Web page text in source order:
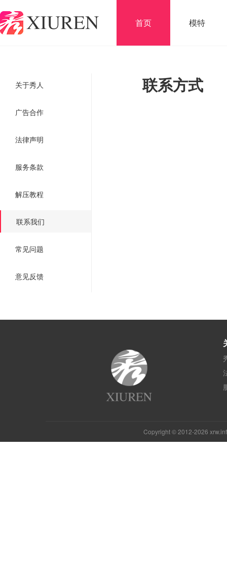
首页 模特
关于秀人
广告合作
法律声明
服务条款
解压教程
联系我们
常见问题
意见反馈
联系方式
Copyright © 2012-2026